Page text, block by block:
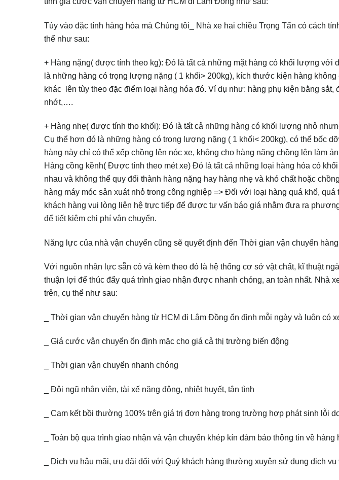
Tùy vào đặc tính hàng hóa mà Chúng tôi_ Nhà xe hai chiều Trọng Tấn có cách
thể như sau:
+ Hàng nặng( được tính theo kg): Đó là tất cả những mặt hàng có khối lượng với
là những hàng có trọng lượng nặng ( 1 khối> 200kg), kích thước kiện hàng
khác lên tùy theo đặc điểm loại hàng hóa đó. Ví dụ như: hàng phụ kiện bằng sắt,
nhớt,….
+ Hàng nhẹ( được tính tho khối): Đó là tất cả những hàng có khối lượng nhỏ
Cụ thể hơn đó là những hàng có trọng lượng nặng ( 1 khối< 200kg), có thể bốc
hàng này chỉ có thể xếp chồng lên nóc xe, không cho hàng nặng chồng lên làm
Hàng cồng kềnh( Được tính theo mét xe) Đó là tất cả những loại hàng hóa có
nhau và không thể quy đổi thành hàng nặng hay hàng nhẹ và khó chất hoặc
hàng máy móc sản xuát nhỏ trong công nghiệp => Đối với loại hàng quá khổ,
khách hàng vui lòng liên hệ trực tiếp để được tư vấn báo giá nhằm đưa ra
để tiết kiệm chi phí vận chuyển.
Năng lực của nhà vận chuyển cũng sẽ quyết định đến Thời gian vận chuyển
Với nguồn nhân lực sẵn có và kèm theo đó là hệ thống cơ sở vật chất, kĩ thuật
thuận lợi để thúc đẩy quá trình giao nhận được nhanh chóng, an toàn nhất. Nhà
trên, cụ thể như sau:
_ Thời gian vận chuyển hàng từ HCM đi Lâm Đồng ổn định mỗi ngày và luôn có
_ Giá cước vận chuyển ổn định mặc cho giá cả thị trường biến động
_ Thời gian vận chuyển nhanh chóng
_ Đội ngũ nhân viên, tài xế năng động, nhiệt huyết, tận tình
_ Cam kết bồi thường 100% trên giá trị đơn hàng trong trường hợp phát sinh lỗi
_ Toàn bộ qua trình giao nhận và vận chuyển khép kín đảm bảo thông tin về hàng
_ Dịch vụ hậu mãi, ưu đãi đối với Quý khách hàng thường xuyên sử dụng dịch